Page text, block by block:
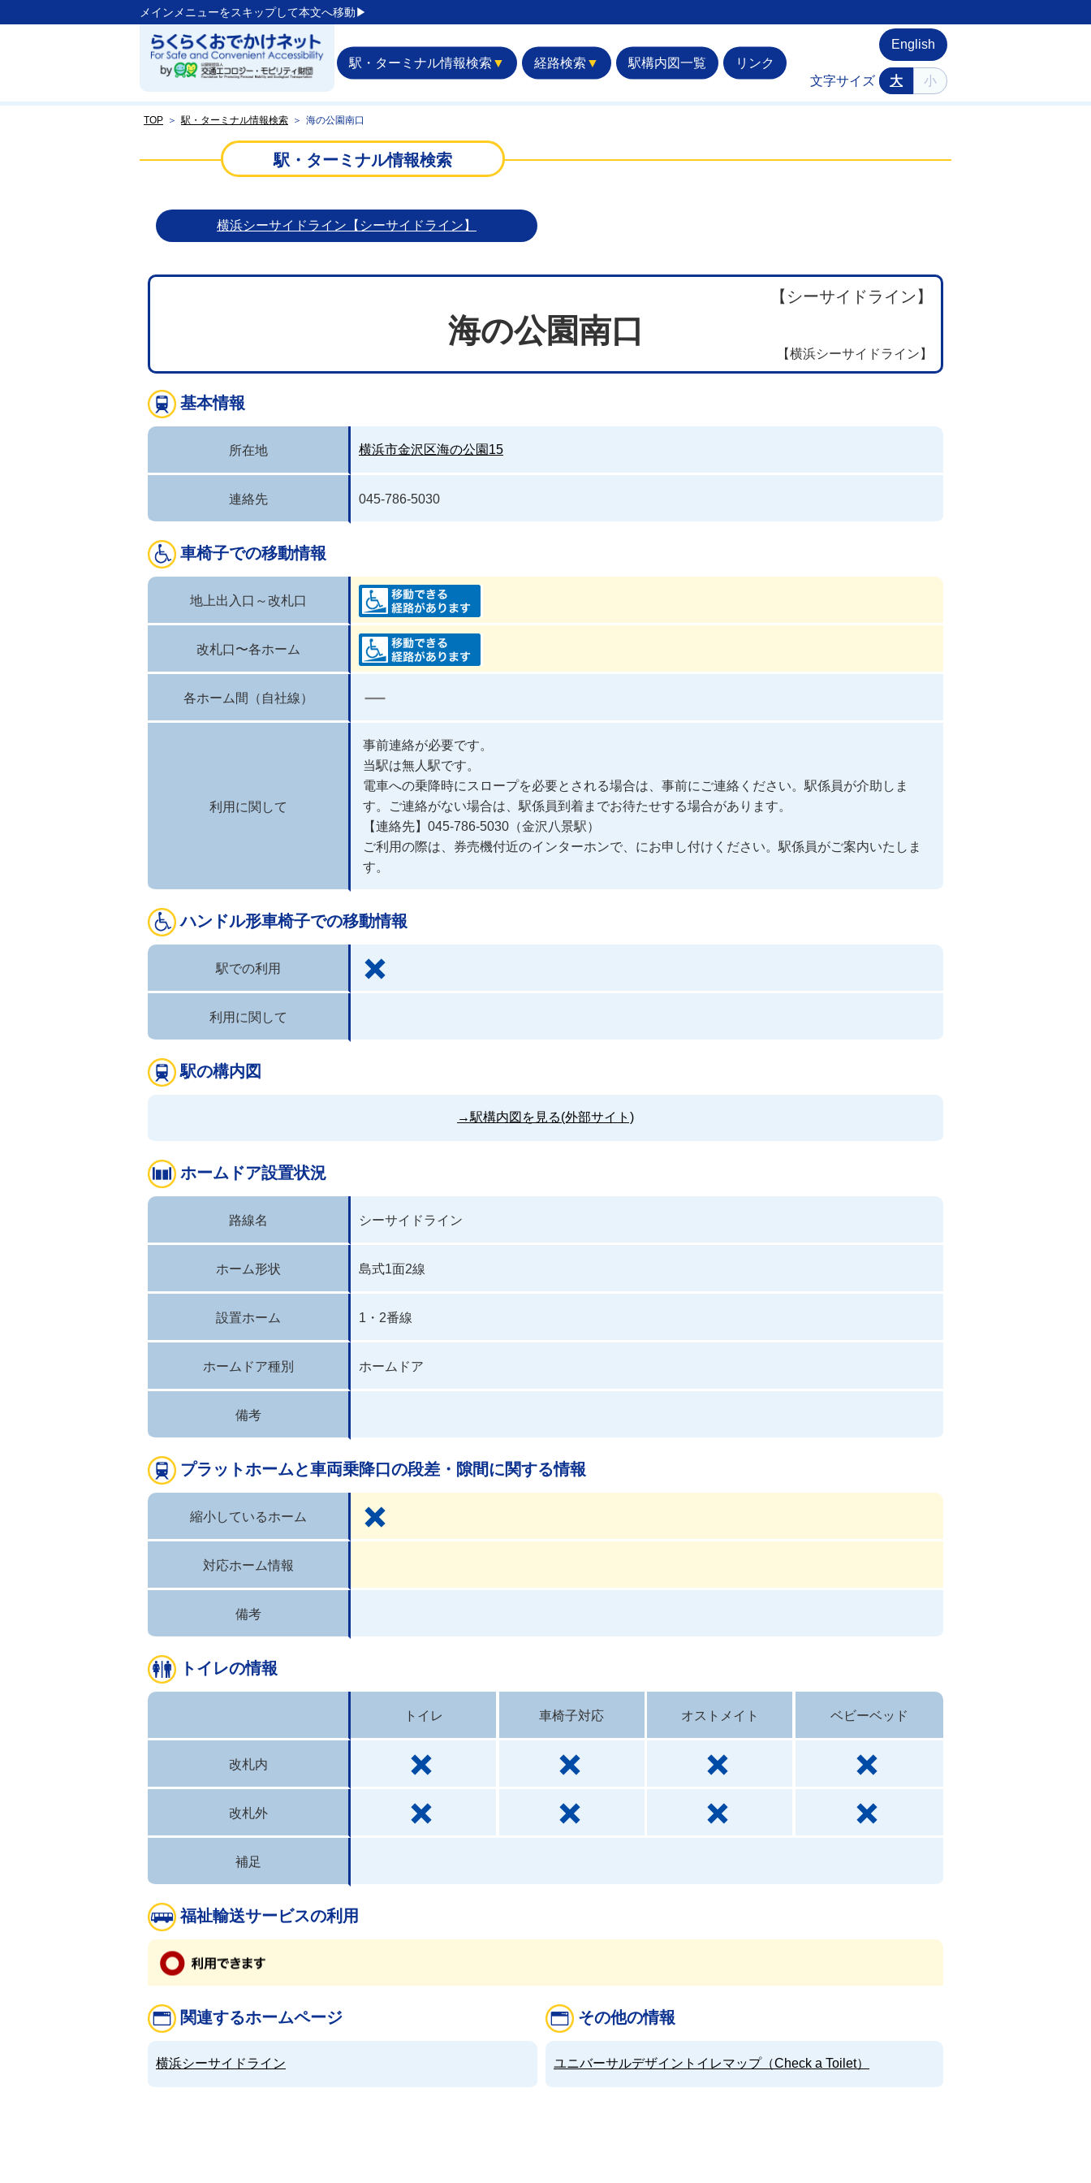
メインメニューをスキップして本文へ移動▶︎
駅・ターミナル情報検索 ▼ 経路検索 ▼ 駅構内図一覧 リンク
English
文字サイズ 大 小
TOP ＞ 駅・ターミナル情報検索 ＞ 海の公園南口
駅・ターミナル情報検索
横浜シーサイドライン【シーサイドライン】
【シーサイドライン】
海の公園南口
【横浜シーサイドライン】
基本情報
所在地 横浜市金沢区海の公園15
連絡先 045-786-5030
車椅子での移動情報
地上出入口～改札口
改札口〜各ホーム
各ホーム間（自社線）
利用に関して
事前連絡が必要です。
当駅は無人駅です。
電車への乗降時にスロープを必要とされる場合は、事前にご連絡ください。駅係員が介助しま
す。ご連絡がない場合は、駅係員到着までお待たせする場合があります。
【連絡先】045-786-5030（金沢八景駅）
ご利用の際は、券売機付近のインターホンで、にお申し付けください。駅係員がご案内いたしま
す。
ハンドル形車椅子での移動情報
駅での利用
利用に関して
駅の構内図
→駅構内図を見る(外部サイト)
ホームドア設置状況
路線名 シーサイドライン
ホーム形状 島式1面2線
設置ホーム 1・2番線
ホームドア種別 ホームドア
備考
プラットホームと車両乗降口の段差・隙間に関する情報
縮小しているホーム
対応ホーム情報
備考
トイレの情報
改札内
改札外
トイレ 車椅子対応 オストメイト ベビーベッド
補足
福祉輸送サービスの利用
関連するホームページ
横浜シーサイドライン
その他の情報
ユニバーサルデザイントイレマップ（Check a Toilet）